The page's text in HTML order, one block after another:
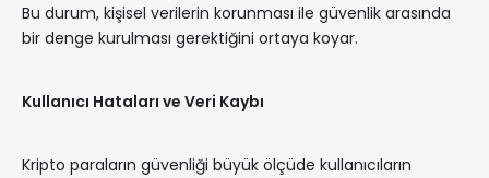
Bu durum, kişisel verilerin korunması ile güvenlik arasında
bir denge kurulması gerektiğini ortaya koyar.
Kullanıcı Hataları ve Veri Kaybı
Kripto paraların güvenliği büyük ölçüde kullanıcıların